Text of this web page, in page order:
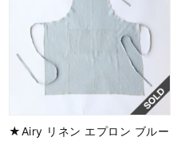
★Airy リネン エプロン ブルー